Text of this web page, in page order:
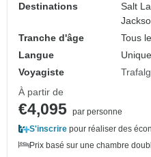
Destinations
Salt
Tranche d'âge
Tous
Langue
Voyagiste
À partir de
€4,095 par personne
S'inscrire pour réaliser des
Prix basé sur une chambre